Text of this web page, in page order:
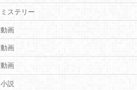
ミステリー
動画
動画
動画
小説